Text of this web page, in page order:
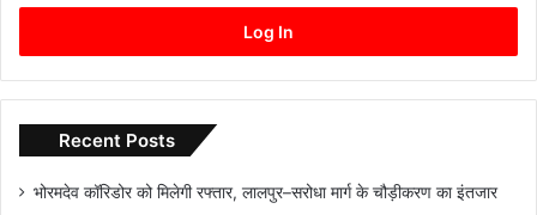
Log In
Recent Posts
भोरमदेव कॉरिडोर को मिलेगी रफ्तार, लालपुर–सरोधा मार्ग के चौड़ीकरण का इंतजार